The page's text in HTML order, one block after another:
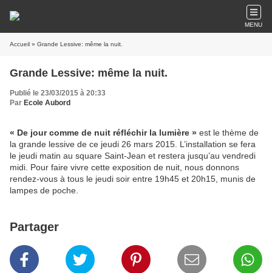
MENU
Accueil » Grande Lessive: même la nuit.
Grande Lessive: même la nuit.
Publié le 23/03/2015 à 20:33
Par Ecole Aubord
« De jour comme de nuit réfléchir la lumière » est le thème de
la grande lessive de ce jeudi 26 mars 2015. L’installation se fera
le jeudi matin au square Saint-Jean et restera jusqu’au vendredi
midi. Pour faire vivre cette exposition de nuit, nous donnons
rendez-vous à tous le jeudi soir entre 19h45 et 20h15, munis de
lampes de poche.
Partager